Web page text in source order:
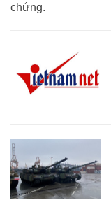
chứng.